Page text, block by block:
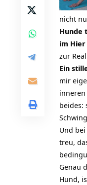
nicht
Hunde
im Hier
zur
Ein
mir
beides:
Und
treu,
Genau
Hund,